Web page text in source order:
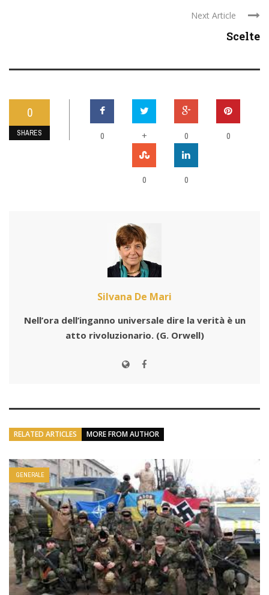
Next Article
Scelte
0
SHARES 0 + 0 0
0 0
Silvana De Mari
Nell’ora dell’inganno universale dire la verità è un
atto rivoluzionario. (G. Orwell)
RELATED ARTICLES MORE FROM AUTHOR
GENERALE